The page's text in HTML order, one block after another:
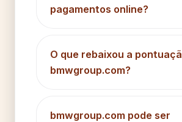
pagamentos online?
O que rebaixou a
bmwgroup.com?
bmwgroup.com pode ser